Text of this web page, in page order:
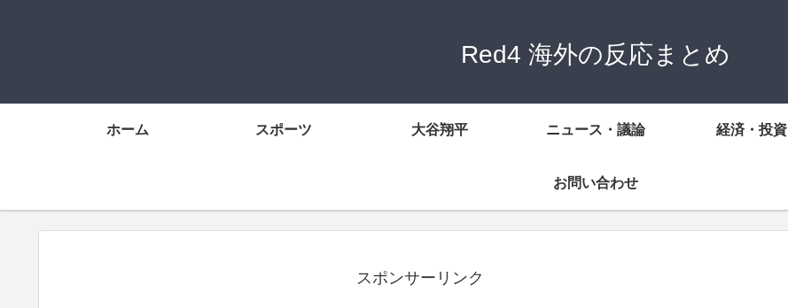
Red4 海外の反応まとめ
ホーム スポーツ 大谷翔平 ニュース・議論 経済・投資
お問い合わせ
スポンサーリンク